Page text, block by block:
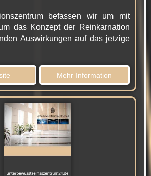
befassen wir um mit
das Konzept der Reinkarnation
Auswirkungen auf das jetzige
Mehr Information